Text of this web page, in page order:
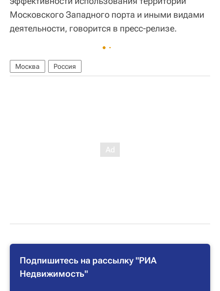
Московского Западного порта и иными видами
деятельности, говорится в пресс-релизе.
Москва Россия
Подпишитесь на рассылку "РИА
Недвижимость"